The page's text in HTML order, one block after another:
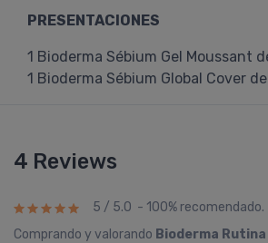
PRESENTACIONES
1 Bioderma Sébium Gel Moussant
1 Bioderma Sébium Global Cover
4 Reviews
5 / 5.0 - 100% recomendado.
Comprando y valorando Bioderma